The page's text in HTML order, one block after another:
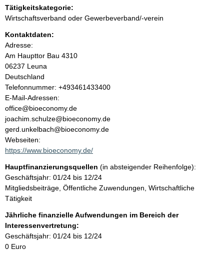
n
i
n
h
a
l
t
Tätigkeitskategorie:
Wirtschaftsverband oder Gewerbeverband/-verein
Kontaktdaten:
Adresse:
Am Haupttor Bau 4310
06237 Leuna
Deutschland
K
o
n
t
a
k
t
n
f
o
r
m
a
t
i
Telefonnummer: +493461433400
E-Mail-Adressen:
office@bioeconomy.de
joachim.schulze@bioeconomy.de
gerd.unkelbach@bioeconomy.de
Webseiten:
https://www.bioeconomy.de/
Hauptfinanzierungsquellen (in absteigender Reihenfolge):
Geschäftsjahr: 01/24 bis 12/24
Mitgliedsbeiträge, Öffentliche Zuwendungen, Wirtschaftliche
Tätigkeit
Jährliche finanzielle Aufwendungen im Bereich der
Interessenvertretung:
Geschäftsjahr: 01/24 bis 12/24
0 Euro